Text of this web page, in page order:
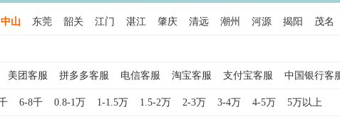
中山 东莞 韶关 江门 湛江 肇庆 清远 潮州 河源 揭阳 茂名
美团客服 拼多多客服 电信客服 淘宝客服 支付宝客服 中国银行客
话客服 银行客服 客服专员 售后客服 网络客服 游戏客服 售前客服
6-8千 0.8-1万 1-1.5万 1.5-2万 2-3万 3-4万 4-5万 5万以上